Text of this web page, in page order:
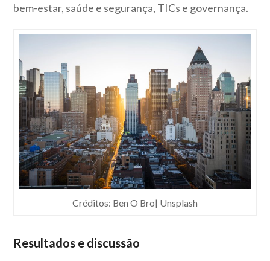
bem-estar, saúde e segurança, TICs e governança.
Créditos: Ben O Bro| Unsplash
Resultados e discussão